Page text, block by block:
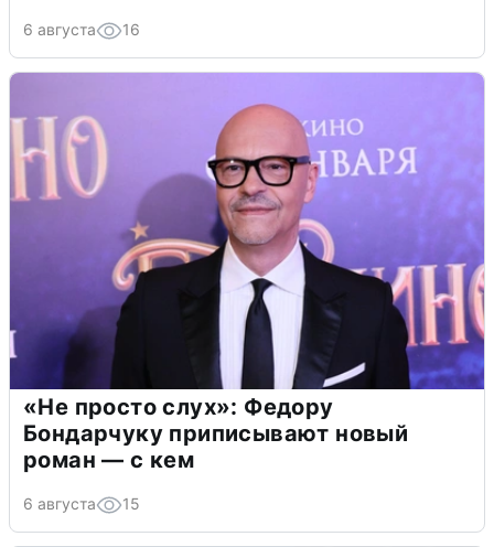
6 августа 16
«Не просто слух»: Федору
Бондарчуку приписывают новый
роман — с кем
6 августа 15